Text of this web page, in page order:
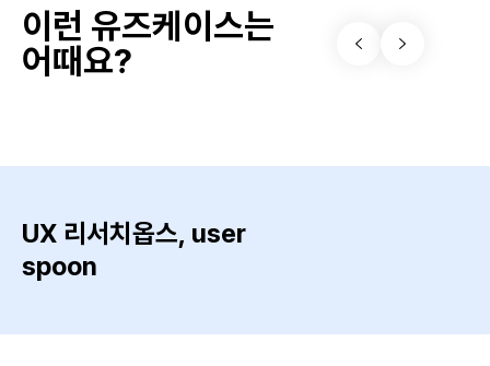
이런 유즈케이스는
어때요?
UX 리서치옵스, user
spoon